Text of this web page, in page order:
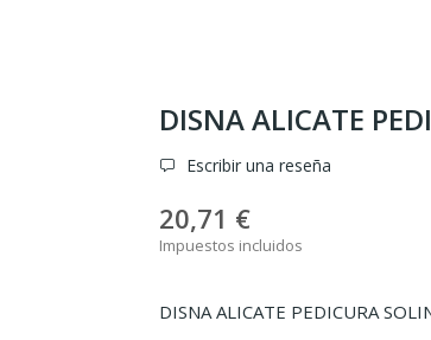
DISNA ALICATE
Escribir una reseña
20,71 €
Impuestos incluidos
DISNA ALICATE PEDICURA